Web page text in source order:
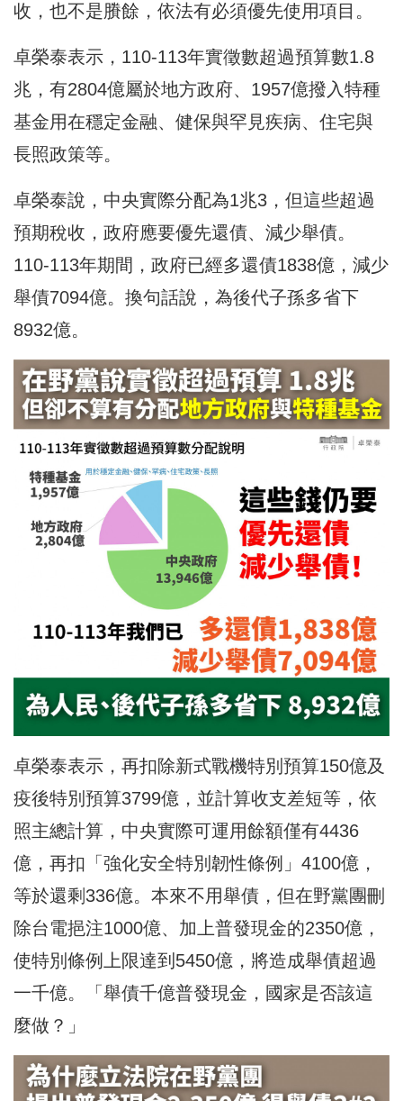
收，也不是賸餘，依法有必須優先使用項目。
卓榮泰表示，110-113年實徵數超過預算數1.8
兆，有2804億屬於地方政府、1957億撥入特種
基金用在穩定金融、健保與罕見疾病、住宅與
長照政策等。
卓榮泰說，中央實際分配為1兆3，但這些超過
預期稅收，政府應要優先還債、減少舉債。
110-113年期間，政府已經多還債1838億，減少
舉債7094億。換句話說，為後代子孫多省下
8932億。
卓榮泰表示，再扣除新式戰機特別預算150億及
疫後特別預算3799億，並計算收支差短等，依
照主總計算，中央實際可運用餘額僅有4436
億，再扣「強化安全特別韌性條例」4100億，
等於還剩336億。本來不用舉債，但在野黨團刪
除台電挹注1000億、加上普發現金的2350億，
使特別條例上限達到5450億，將造成舉債超過
一千億。「舉債千億普發現金，國家是否該這
麼做？」